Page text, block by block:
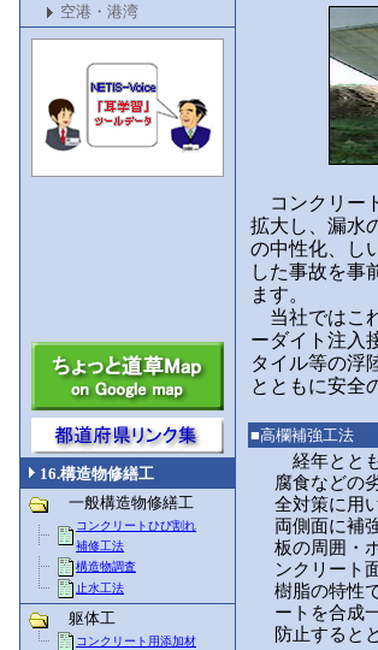
空港・港湾
16.構造物修繕工
一般構造物修繕工
コンクリートひび割れ
補修工法
構造物調査
止水工法
躯体工
コンクリート用添加材
コンクリー
拡大し、漏水
の中性化、し
した事故を事
ます。
当社ではこ
ーダイト注入
タイル等の浮
とともに安全
■高欄補強工法
経年とと
腐食などの
全対策に用
両側面に補
板の周囲・
ンクリート
樹脂の特性
ートを合成
防止すると